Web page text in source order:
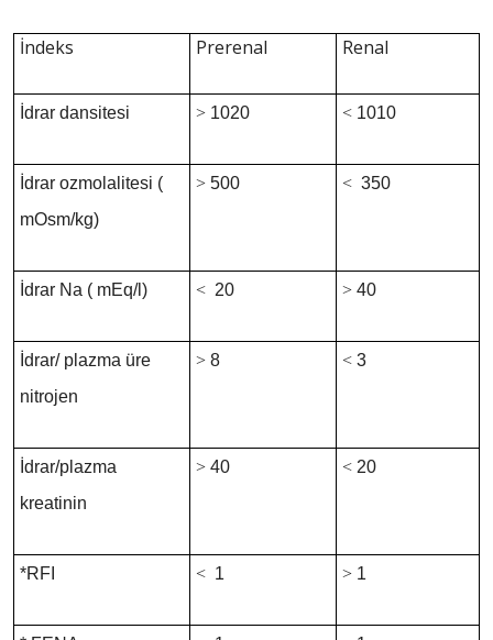
İndeks Prerenal Renal
İdrar dansitesi >1020 <1010
İdrar ozmolalitesi (
mOsm/kg)
>500 <350
İdrar Na ( mEq/l) <20 >40
İdrar/ plazma üre
nitrojen
>8 <3
İdrar/plazma
kreatinin
>40 <20
*RFI <1 >1